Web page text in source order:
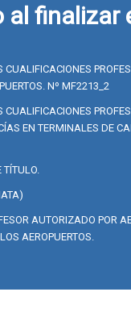
al finalizar
CUALIFICACIONES
Nº MF2213_2
CUALIFICACIONES
EN TERMINALES DE
AUTORIZADO POR
AEROPUERTOS.